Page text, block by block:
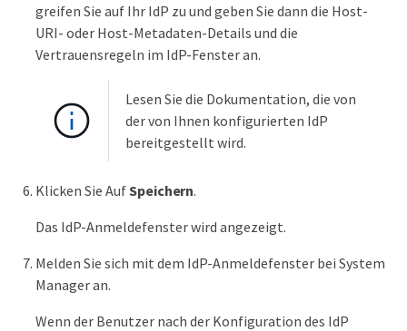
greifen Sie auf Ihr IdP zu und geben Sie dann die Host-
URI- oder Host-Metadaten-Details und die
Vertrauensregeln im IdP-Fenster an.
Lesen Sie die Dokumentation, die von
der von Ihnen konfigurierten IdP
bereitgestellt wird.
Klicken Sie AufSpeichern.
Das IdP-Anmeldefenster wird angezeigt.
Melden Sie sich mit dem IdP-Anmeldefenster bei System
Manager an.
Wenn der Benutzer nach der Konfiguration des IdP